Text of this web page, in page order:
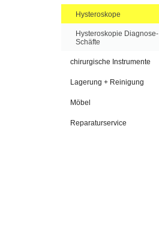
Hysteroskope
Hysteroskopie Diagnose-
Schäfte
chirurgische Instrumente
Lagerung + Reinigung
Möbel
Reparaturservice